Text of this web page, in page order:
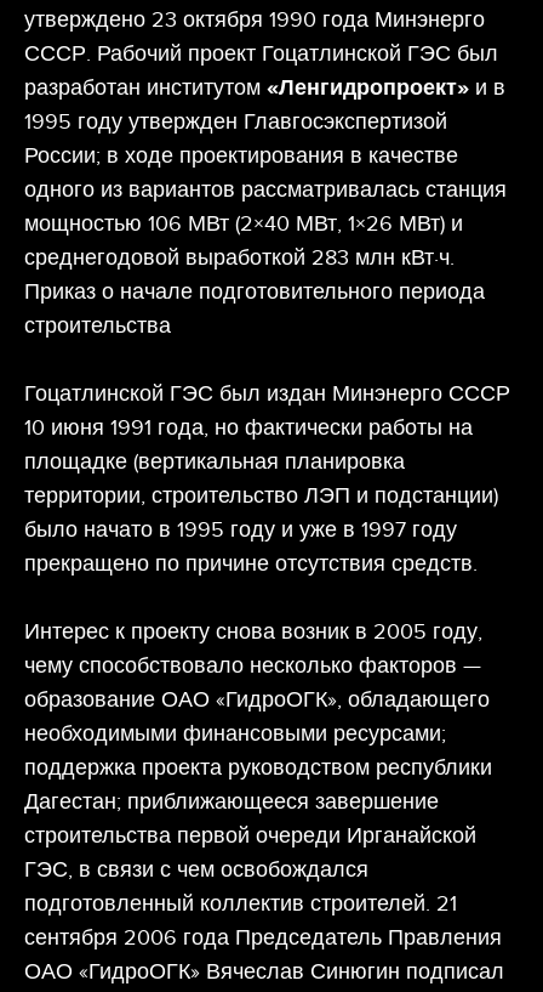
утверждено 23 октября 1990 года Минэнерго
СССР. Рабочий проект Гоцатлинской ГЭС был
разработан институтом «Ленгидропроект» и в
1995 году утвержден Главгосэкспертизой
России; в ходе проектирования в качестве
одного из вариантов рассматривалась станция
мощностью 106 МВт (2×40 МВт, 1×26 МВт) и
среднегодовой выработкой 283 млн кВт·ч.
Приказ о начале подготовительного периода
строительства
Гоцатлинской ГЭС был издан Минэнерго СССР
10 июня 1991 года, но фактически работы на
площадке (вертикальная планировка
территории, строительство ЛЭП и подстанции)
было начато в 1995 году и уже в 1997 году
прекращено по причине отсутствия средств.
Интерес к проекту снова возник в 2005 году,
чему способствовало несколько факторов —
образование ОАО «ГидроОГК», обладающего
необходимыми финансовыми ресурсами;
поддержка проекта руководством республики
Дагестан; приближающееся завершение
строительства первой очереди Ирганайской
ГЭС, в связи с чем освобождался
подготовленный коллектив строителей. 21
сентября 2006 года Председатель Правления
ОАО «ГидроОГК» Вячеслав Синюгин подписал